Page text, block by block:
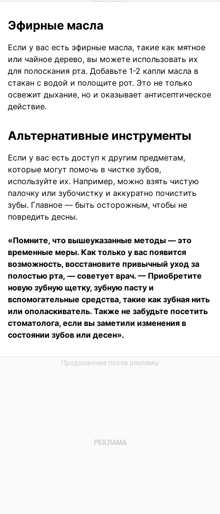
Эфирные масла
Если у вас есть эфирные масла, такие как мятное
или чайное дерево, вы можете использовать их
для полоскания рта. Добавьте 1-2 капли масла в
стакан с водой и полощите рот. Это не только
освежит дыхание, но и оказывает антисептическое
действие.
Альтернативные инструменты
Если у вас есть доступ к другим предметам,
которые могут помочь в чистке зубов,
используйте их. Например, можно взять чистую
палочку или зубочистку и аккуратно почистить
зубы. Главное — быть осторожным, чтобы не
повредить десны.
«Помните, что вышеуказанные методы — это
временные меры. Как только у вас появится
возможность, восстановите привычный уход за
полостью рта, — советует врач. — Приобретите
новую зубную щетку, зубную пасту и
вспомогательные средства, такие как зубная нить
или ополаскиватель. Также не забудьте посетить
стоматолога, если вы заметили изменения в
состоянии зубов или десен».